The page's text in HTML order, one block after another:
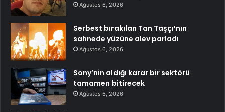
Ağustos 6, 2026
Serbest bırakılan Tan Taşçı’nın
sahnede yüzüne alev parladı
Ağustos 6, 2026
Sony’nin aldığı karar bir sektörü
tamamen bitirecek
Ağustos 6, 2026